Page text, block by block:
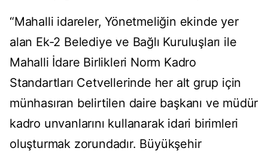
“Mahalli idareler, Yönetmeliğin ekinde yer
alan Ek-2 Belediye ve Bağlı Kuruluşları ile
Mahalli İdare Birlikleri Norm Kadro
Standartları Cetvellerinde her alt grup için
münhasıran belirtilen daire başkanı ve müdür
kadro unvanlarını kullanarak idari birimleri
oluşturmak zorundadır. Büyükşehir